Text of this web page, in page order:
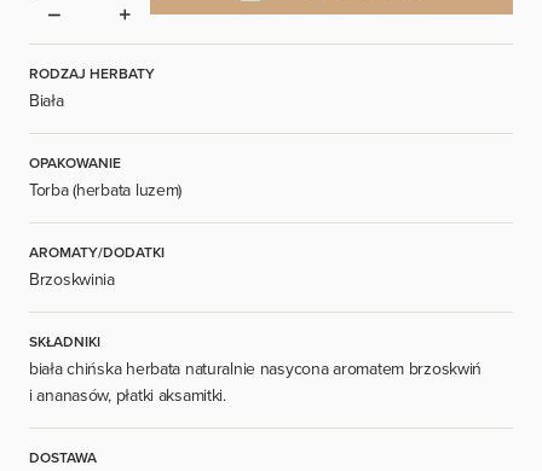
RODZAJ HERBATY
Biała
OPAKOWANIE
Torba (herbata luzem)
AROMATY/DODATKI
Brzoskwinia
SKŁADNIKI
biała chińska herbata naturalnie nasycona aromatem brzoskwiń
i ananasów, płatki aksamitki.
DOSTAWA